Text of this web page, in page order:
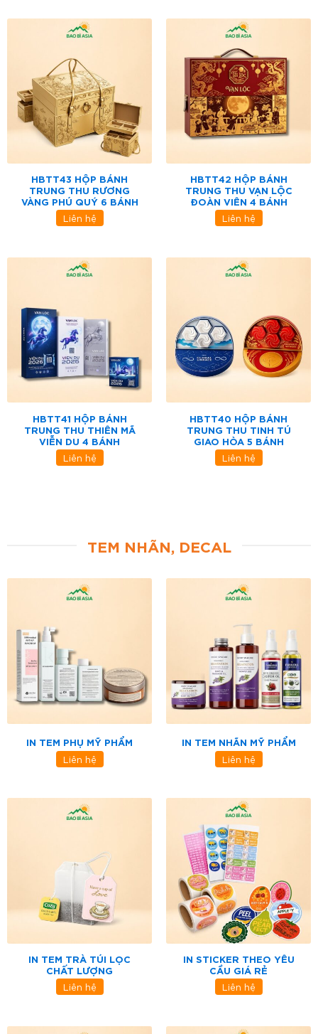
HBTT43 HỘP BÁNH
TRUNG THU RƯƠNG
VÀNG PHÚ QUÝ 6 BÁNH
Liên hệ
HBTT42 HỘP BÁNH
TRUNG THU VẠN LỘC
ĐOÀN VIÊN 4 BÁNH
Liên hệ
HBTT41 HỘP BÁNH
TRUNG THU THIÊN MÃ
VIỄN DU 4 BÁNH
Liên hệ
HBTT40 HỘP BÁNH
TRUNG THU TINH TÚ
GIAO HÒA 5 BÁNH
Liên hệ
TEM NHÃN, DECAL
IN TEM PHỤ MỸ PHẨM
Liên hệ
IN TEM NHÃN MỸ PHẨM
Liên hệ
IN TEM TRÀ TÚI LỌC
CHẤT LƯỢNG
Liên hệ
IN STICKER THEO YÊU
CẦU GIÁ RẺ
Liên hệ